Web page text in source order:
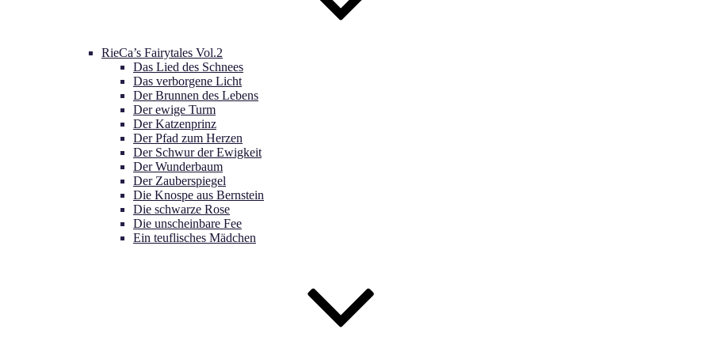
RieCa’s Fairytales Vol.2
Das Lied des Schnees
Das verborgene Licht
Der Brunnen des Lebens
Der ewige Turm
Der Katzenprinz
Der Pfad zum Herzen
Der Schwur der Ewigkeit
Der Wunderbaum
Der Zauberspiegel
Die Knospe aus Bernstein
Die schwarze Rose
Die unscheinbare Fee
Ein teuflisches Mädchen